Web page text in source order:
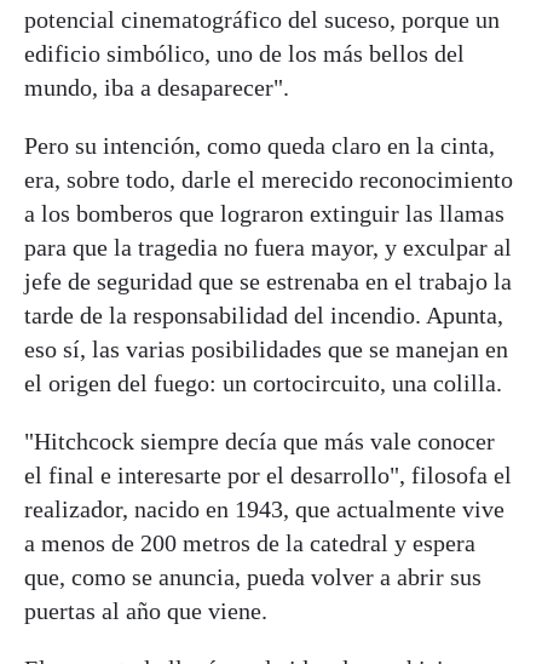
potencial cinematográfico del suceso, porque un
edificio simbólico, uno de los más bellos del
mundo, iba a desaparecer".
Pero su intención, como queda claro en la cinta,
era, sobre todo, darle el merecido reconocimiento
a los bomberos que lograron extinguir las llamas
para que la tragedia no fuera mayor, y exculpar al
jefe de seguridad que se estrenaba en el trabajo la
tarde de la responsabilidad del incendio. Apunta,
eso sí, las varias posibilidades que se manejan en
el origen del fuego: un cortocircuito, una colilla.
"Hitchcock siempre decía que más vale conocer
el final e interesarte por el desarrollo", filosofa el
realizador, nacido en 1943, que actualmente vive
a menos de 200 metros de la catedral y espera
que, como se anuncia, pueda volver a abrir sus
puertas al año que viene.